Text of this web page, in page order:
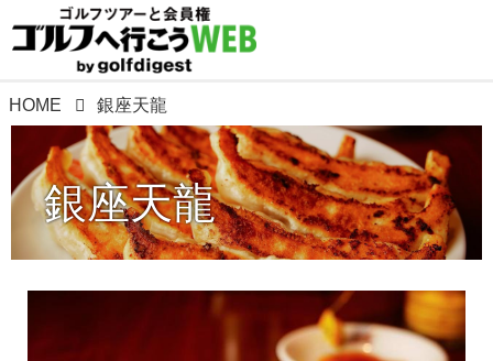
HOME 銀座天龍
銀座天龍